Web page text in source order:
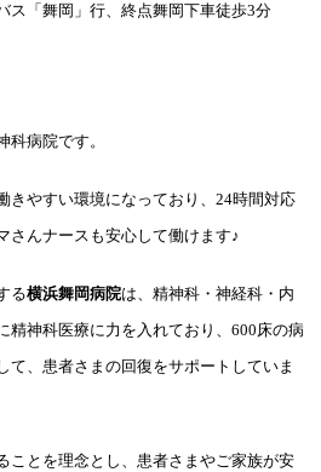
ス「舞岡」行、終点舞岡下車徒歩3分
病院です。
きやすい環境になっており、24時間対応
さんナースも安心して働けます♪
る横浜舞岡病院は、精神科・神経科・内
精神科医療に力を入れており、600床の病
て、患者さまの回復をサポートしていま
ことを理念とし、患者さまやご家族が安